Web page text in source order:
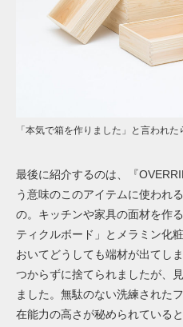
「本気で箱を作りました」と言われ
最後に紹介するのは、『
う意味のこのアイテムに使われ
の。キッチンや家具の面材を作
ティクルボード」とメラミン化
おいてどうしても端材が出てし
つからずに捨てられましたが、
ました。無駄のない洗練された
在能力の高さが秘められている